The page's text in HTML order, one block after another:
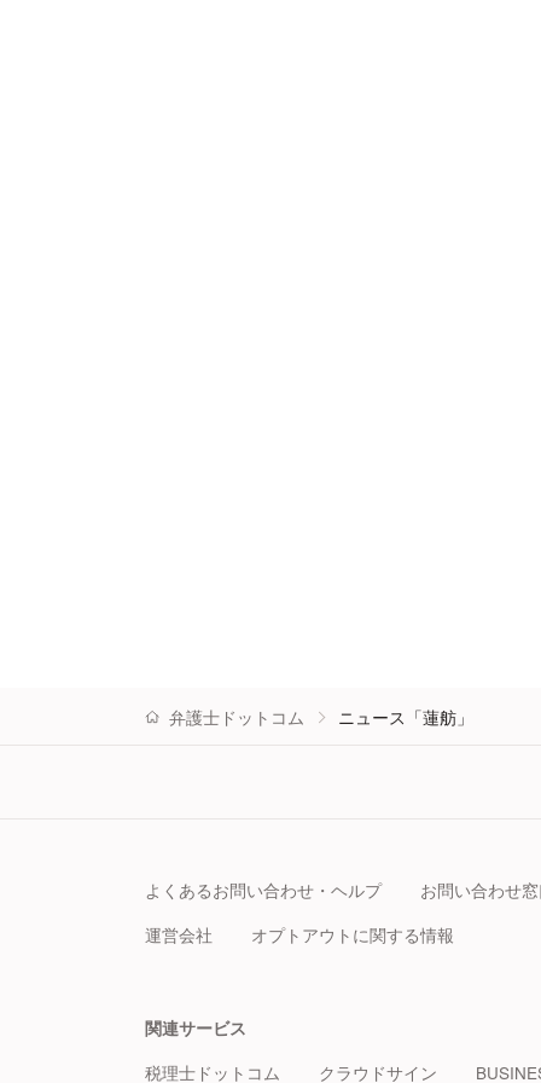
弁護士ドットコム ニュース「蓮舫」
よくあるお問い合わせ・ヘルプ
お問い合わせ
運営会社
オプトアウトに関する情報
関連サービス
税理士ドットコム
クラウドサイン